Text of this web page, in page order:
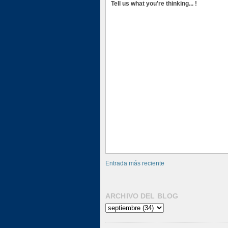
Tell us what you're thinking... !
Entrada más reciente
ARCHIVO DEL BLOG